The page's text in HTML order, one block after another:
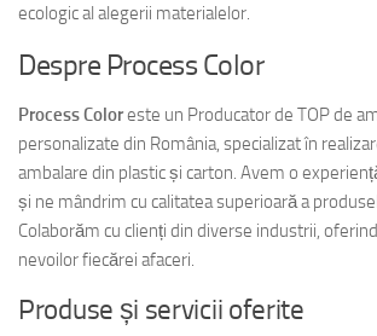
ecologic al alegerii materialelor.
Despre Process Color
Process Coloreste un Producator de TOP de
personalizate din România, specializat în
ambalare din plastic și carton. Avem o
și ne mândrim cu calitatea superioară a
Colaborăm cu clienți din diverse industrii,
nevoilor fiecărei afaceri.
Produse și servicii oferite